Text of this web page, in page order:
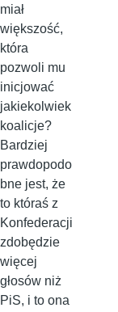
miał
większość,
która
pozwoli mu
inicjować
jakiekolwiek
koalicje?
Bardziej
prawdopodo
bne jest, że
to któraś z
Konfederacji
zdobędzie
więcej
głosów niż
PiS, i to ona